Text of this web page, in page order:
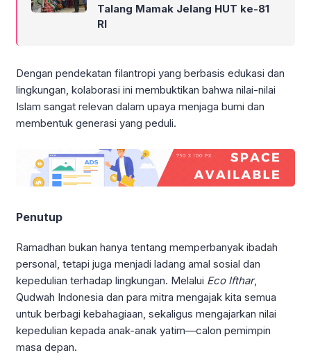
Talang Mamak Jelang HUT ke-81
RI
Dengan pendekatan filantropi yang berbasis edukasi dan
lingkungan, kolaborasi ini membuktikan bahwa nilai-nilai
Islam sangat relevan dalam upaya menjaga bumi dan
membentuk generasi yang peduli.
Penutup
Ramadhan bukan hanya tentang memperbanyak ibadah
personal, tetapi juga menjadi ladang amal sosial dan
kepedulian terhadap lingkungan. Melalui Eco Ifthar,
Qudwah Indonesia dan para mitra mengajak kita semua
untuk berbagi kebahagiaan, sekaligus mengajarkan nilai
kepedulian kepada anak-anak yatim—calon pemimpin
masa depan.